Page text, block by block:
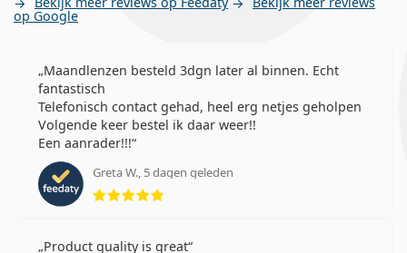
op Google
Maandlenzen besteld 3dgn later al binnen. Echt
fantastisch
Telefonisch contact gehad, heel erg netjes geholpen
Volgende keer bestel ik daar weer!!
Een aanrader!!!
Greta W., 5 dagen geleden
Beoordeling 5 van 5
Product quality is great